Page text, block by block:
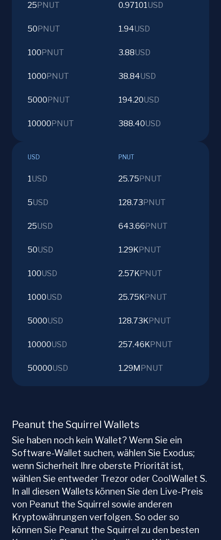
25 PNUT 0.97101USD
50 PNUT 1.94USD
100 PNUT 3.88USD
1000 PNUT 38.84USD
5000 PNUT 194.20USD
10000 PNUT 388.40USD
USD PNUT
1USD 25.75 PNUT
5USD 128.73 PNUT
25USD 643.66 PNUT
50USD 1.29KPNUT
100USD 2.57KPNUT
1000USD 25.75KPNUT
5000USD 128.73KPNUT
10000USD 257.46KPNUT
50000USD 1.29M PNUT
Peanut the Squirrel Wallets
Sie haben noch kein Wallet? Wenn Sie ein
Software-Wallet suchen, wählen Sie Exodus;
wenn Sicherheit Ihre oberste Priorität ist,
wählen Sie entweder Trezor oder CoolWallet S.
In all diesen Wallets können Sie den Live-Preis
von Peanut the Squirrel sowie anderen
Kryptowährungen verfolgen. So oder so
können Sie Peanut the Squirrel zu den besten